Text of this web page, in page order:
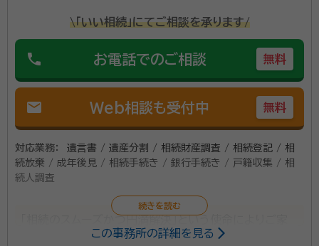
\「いい相続」にてご相談を承ります/
phone お電話でのご相談 無料
mail Web相談も受付中 無料
対応業務：
遺言書 / 遺産分割 / 相続財産調査 / 相続登記 / 相
続放棄 / 成年後見 / 相続手続き / 銀行手続き / 戸籍収集 / 相
続人調査
族をサポートいたします。 ご納得いくまでご家族に寄り
この事務所の詳細を見る